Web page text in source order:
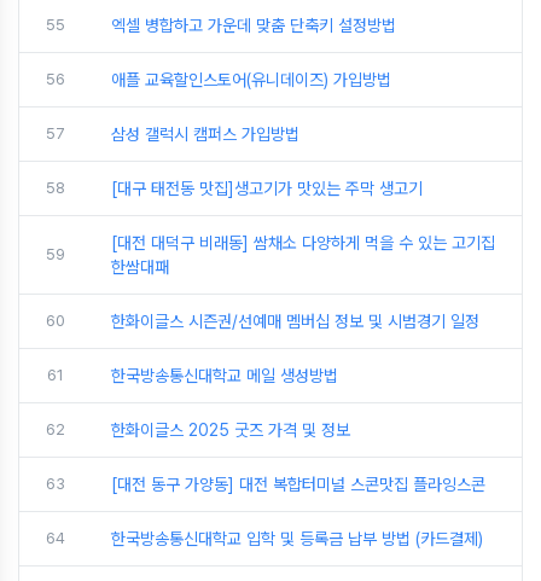
55 엑셀 병합하고 가운데 맞춤 단축키 설정방법
56 애플 교육할인스토어(유니데이즈) 가입방법
57 삼성 갤럭시 캠퍼스 가입방법
58 [대구 태전동 맛집]생고기가 맛있는 주막 생고기
59
[대전 대덕구 비래동] 쌈채소 다양하게 먹을 수 있는 고기집
한쌈대패
60 한화이글스 시즌권/선예매 멤버십 정보 및 시범경기 일정
61 한국방송통신대학교 메일 생성방법
62 한화이글스 2025 굿즈 가격 및 정보
63 [대전 동구 가양동] 대전 복합터미널 스콘맛집 플라잉스콘
64 한국방송통신대학교 입학 및 등록금 납부 방법 (카드결제)